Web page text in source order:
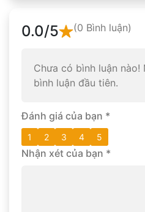
0.0/5 (0 Bình luận)
Chưa có bình luận nào!
bình luận đầu tiên.
Đánh giá của bạn *
1 2 3 4 5
Nhận xét của bạn *